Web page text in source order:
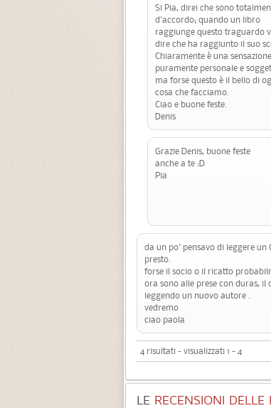
Si Pia, direi che sono
d'accordo; quando un libro
raggiunge questo traguardo
dire che ha raggiunto il suo
Chiaramente è una sensazione
puramente personale e
ma forse questo è il bello di
cosa che facciamo.
Ciao e buone feste.
Denis
Grazie Denis, buone feste
anche a te :D
Pia
da un po' pensavo di leggere un
presto.
forse il socio o il ricatto
ora sono alle prese con duras,
leggendo un nuovo autore .
vedremo
ciao paola
4 risultati - visualizzati 1 - 4
LE RECENSIONI